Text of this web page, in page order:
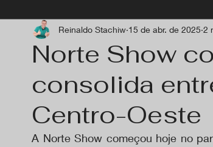
Ipiranga do Norte MT Itanhangá MT
Norte Show
consolida
Centro-Oeste
Reinaldo Stachiw 15 de abr. de 2025 2
A Norte Show começou hoje no